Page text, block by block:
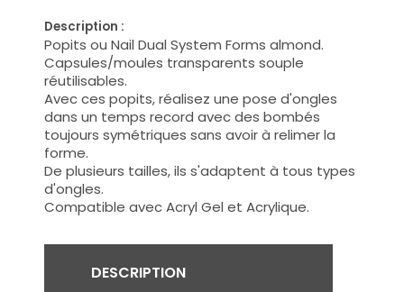
Description :
Popits ou Nail Dual System Forms almond.
Capsules/moules transparents souple
réutilisables.
Avec ces popits, réalisez une pose d'ongles
dans un temps record avec des bombés
toujours symétriques sans avoir à relimer la
forme.
De plusieurs tailles, ils s'adaptent à tous types
d'ongles.
Compatible avec Acryl Gel et Acrylique.
DESCRIPTION